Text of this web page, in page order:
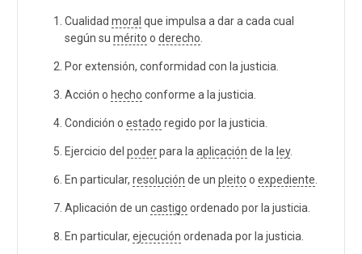
Cualidad moral que impulsa a dar a cada cual
según su mérito o derecho
Por extensión, conformidad con la justicia.
Acción o hecho conforme a la justicia.
Condición o estado regido por la justicia.
Ejercicio del poderpara la aplicación de la ley.
En particular, resolución de un pleito o expediente
Aplicación de un castigo ordenado por la justicia.
En particular, ejecución ordenada por la justicia.